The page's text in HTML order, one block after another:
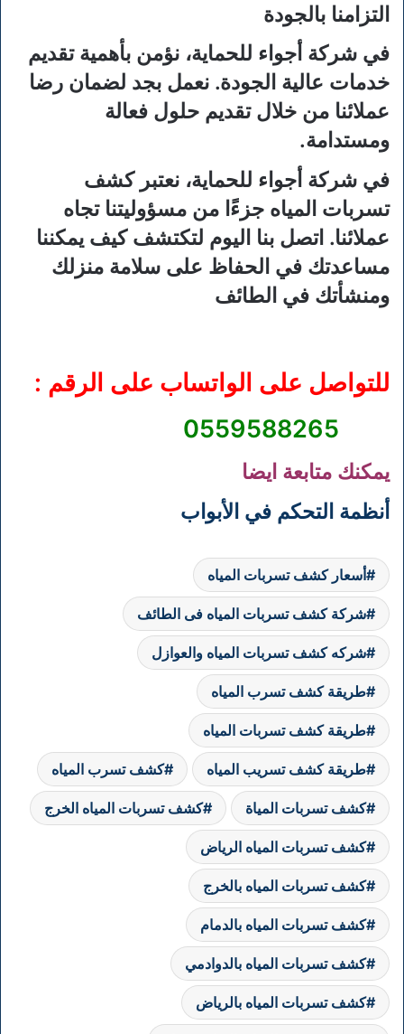
التزامنا بالجودة
في شركة أجواء للحماية، نؤمن بأهمية تقديم
خدمات عالية الجودة. نعمل بجد لضمان رضا
عملائنا من خلال تقديم حلول فعالة
ومستدامة.
في شركة أجواء للحماية، نعتبر كشف
تسربات المياه جزءًا من مسؤوليتنا تجاه
عملائنا. اتصل بنا اليوم لتكتشف كيف يمكننا
مساعدتك في الحفاظ على سلامة منزلك
ومنشأتك في الطائف
للتواصل على الواتساب على الرقم :
يمكنك متابعة ايضا
أنظمة التحكم في الأبواب
أسعار كشف تسربات المياه
شركة كشف تسربات المياه فى الطائف
شركه كشف تسربات المياه والعوازل
طريقة كشف تسرب المياه
طريقة كشف تسربات المياه
طريقة كشف تسريب المياه كشف تسرب المياه
كشف تسربات المياة كشف تسربات المياه الخرج
كشف تسربات المياه الرياض
كشف تسربات المياه بالخرج
كشف تسربات المياه بالدمام
كشف تسربات المياه بالدوادمي
كشف تسربات المياه بالرياض